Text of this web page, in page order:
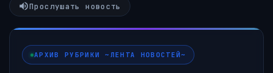
Прослушать новость
АРХИВ РУБРИКИ ~ЛЕНТА НОВОСТЕЙ~